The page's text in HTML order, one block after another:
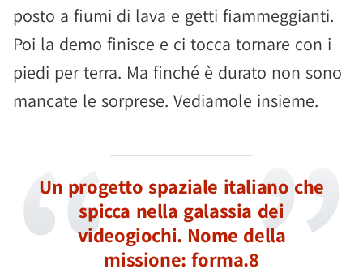
posto a fiumi di lava e getti fiammeggianti.
Poi la demo finisce e ci tocca tornare con i
piedi per terra. Ma finché è durato non sono
mancate le sorprese. Vediamole insieme.
Un progetto spaziale italiano che
spicca nella galassia dei
videogiochi. Nome della
missione: forma.8